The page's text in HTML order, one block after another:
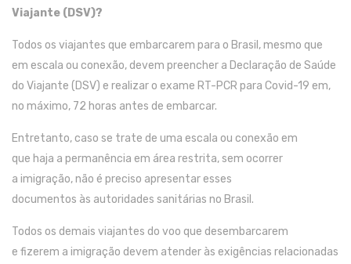
Viajante (DSV)?
Todos os viajantes que embarcarem para o Brasil, mesmo que
em escala ou conexão, devem preencher a Declaração de Saúde
do Viajante (DSV) e realizar o exame RT-PCR para Covid-19 em,
no máximo, 72 horas antes de embarcar.
Entretanto,caso se trate de uma escala ou conexão em
que haja a permanência em área restrita,sem ocorrer
a imigração,não é preciso apresentar esses
documentos às autoridades sanitárias no Brasil.
Todos os demais viajantes do voo que desembarcarem
e fizerem a imigração devem atender às exigências relacionadas